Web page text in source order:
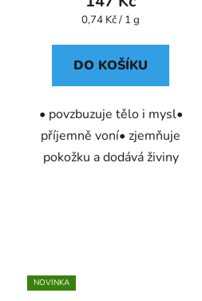
Měrná
0,74 Kč / 1 g
DO KOŠÍKU
• povzbuzuje tělo i mysl•
příjemně voní• zjemňuje
pokožku a dodává živiny
NOVINKA